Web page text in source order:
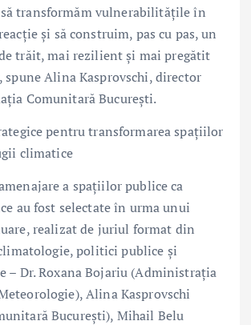
transformăm vulnerabilitățile în
și să construim, pas cu pas, un
trăit, mai rezilient și mai pregătit
Alina Kasprovschi, director
Comunitară București.
pentru transformarea spațiilor
climatice
a spațiilor publice ca
au fost selectate în urma unui
realizat de juriul format din
politici publice și
– Dr. Roxana Bojariu (Administrația
Alina Kasprovschi
București), Mihail Belu